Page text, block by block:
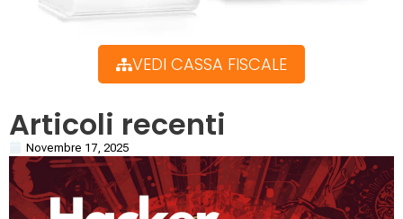
VEDI CASSA FISCALE
Articoli recenti
Novembre 17, 2025